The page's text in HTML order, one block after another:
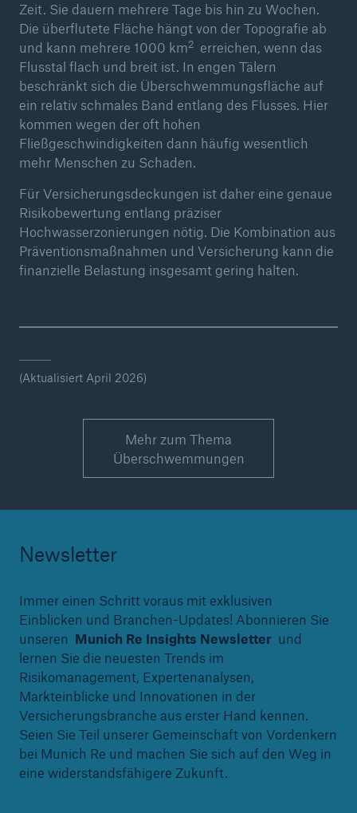
Zeit. Sie dauern mehrere Tage bis hin zu Wochen.
Die überflutete Fläche hängt von der Topografie ab
und kann mehrere 1000 km2erreichen, wenn das
Flusstal flach und breit ist. In engen Tälern
beschränkt sich die Überschwemmungsfläche auf
ein relativ schmales Band entlang des Flusses. Hier
kommen wegen der oft hohen
Fließgeschwindigkeiten dann häufig wesentlich
mehr Menschen zu Schaden.
Für Versicherungsdeckungen ist daher eine genaue
Risikobewertung entlang präziser
Hochwasserzonierungen nötig. Die Kombination aus
Präventionsmaßnahmen und Versicherung kann die
finanzielle Belastung insgesamt gering halten.
(Aktualisiert April 2026)
Mehr zum Thema
Überschwemmungen
Newsletter
Immer einen Schritt voraus mit exklusiven
Einblicken und Branchen-Updates! Abonnieren Sie
unseren Munich Re Insights Newsletterund
lernen Sie die neuesten Trends im
Risikomanagement, Expertenanalysen,
Markteinblicke und Innovationen in der
Versicherungsbranche aus erster Hand kennen.
Seien Sie Teil unserer Gemeinschaft von Vordenkern
bei Munich Re und machen Sie sich auf den Weg in
eine widerstandsfähigere Zukunft.